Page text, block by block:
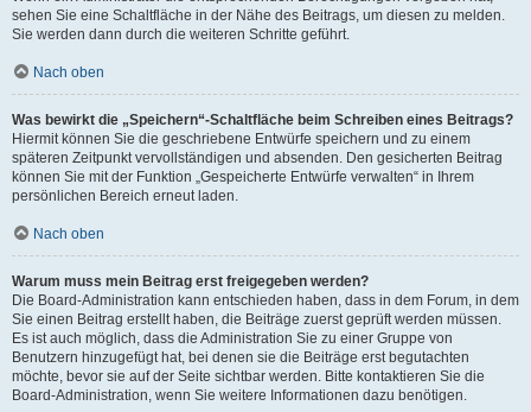
sehen Sie eine Schaltfläche in der Nähe des Beitrags, um diesen zu melden.
Sie werden dann durch die weiteren Schritte geführt.
Nach oben
Was bewirkt die „Speichern“-Schaltfläche beim Schreiben eines Beitrags?
Hiermit können Sie die geschriebene Entwürfe speichern und zu einem
späteren Zeitpunkt vervollständigen und absenden. Den gesicherten Beitrag
können Sie mit der Funktion „Gespeicherte Entwürfe verwalten“ in Ihrem
persönlichen Bereich erneut laden.
Nach oben
Warum muss mein Beitrag erst freigegeben werden?
Die Board-Administration kann entschieden haben, dass in dem Forum, in dem
Sie einen Beitrag erstellt haben, die Beiträge zuerst geprüft werden müssen.
Es ist auch möglich, dass die Administration Sie zu einer Gruppe von
Benutzern hinzugefügt hat, bei denen sie die Beiträge erst begutachten
möchte, bevor sie auf der Seite sichtbar werden. Bitte kontaktieren Sie die
Board-Administration, wenn Sie weitere Informationen dazu benötigen.